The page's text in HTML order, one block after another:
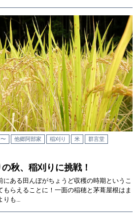
他郷阿部家 稲刈り 米
群言堂
秋、稲刈りに挑戦！
にある田んぼがちょうど収穫の時期というこ
もらえることに！一面の稲穂と茅葺屋根はま
も…